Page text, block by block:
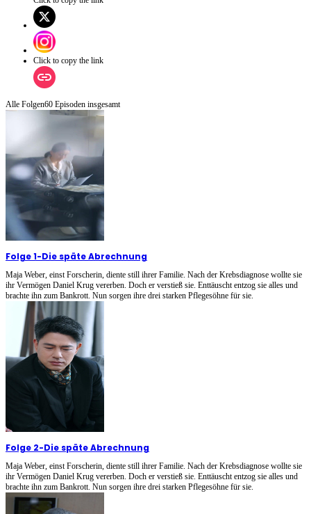
Click to copy the link
Alle Folgen60 Episoden insgesamt
Folge 1-Die späte Abrechnung
Maja Weber, einst Forscherin, diente still ihrer Familie. Nach der Krebsdiagnose wollte sie
ihr Vermögen Daniel Krug vererben. Doch er verstieß sie. Enttäuscht entzog sie alles und
brachte ihn zum Bankrott. Nun sorgen ihre drei starken Pflegesöhne für sie.
Folge 2-Die späte Abrechnung
Maja Weber, einst Forscherin, diente still ihrer Familie. Nach der Krebsdiagnose wollte sie
ihr Vermögen Daniel Krug vererben. Doch er verstieß sie. Enttäuscht entzog sie alles und
brachte ihn zum Bankrott. Nun sorgen ihre drei starken Pflegesöhne für sie.